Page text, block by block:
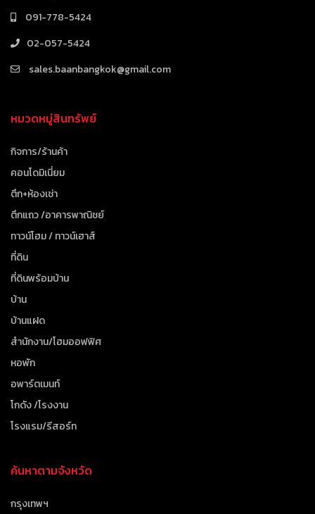
091-778-5424
02-057-5424
sales.baanbangkok@gmail.com
หมวดหมู่สินทรัพย์
กิจการ/ร้านค้า
คอนโดมิเนี่ยม
ตึก+ห้องเช่า
ตึกแถว /อาคารพาณิชย์
ทาวน์โฮม / ทาวน์เฮาส์
ที่ดิน
ที่ดินพร้อมบ้าน
บ้าน
บ้านแฝด
สำนักงาน/โฮมออฟฟิศ
หอพัก
อพาร์ตเมนท์
โกดัง /โรงงาน
โรงแรม/รีสอร์ท
ค้นหาตามจังหวัด
กรุงเทพฯ